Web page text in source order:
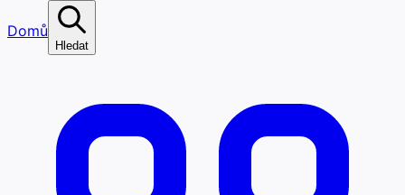
Domů
Hledat